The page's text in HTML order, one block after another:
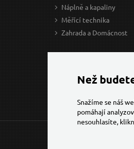
Náplně a kapaliny
Měřící technika
Zahrada a Domácnost
Než
Snažíme se náš
pomáhají
nesouhlasíte,